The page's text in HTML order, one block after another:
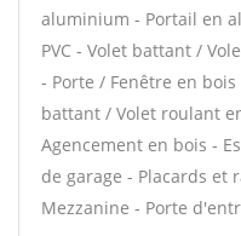
aluminium - Portail en
PVC - Volet battant /
- Porte / Fenêtre en
battant / Volet roulant
Agencement en bois -
de garage - Placards et
Mezzanine - Porte